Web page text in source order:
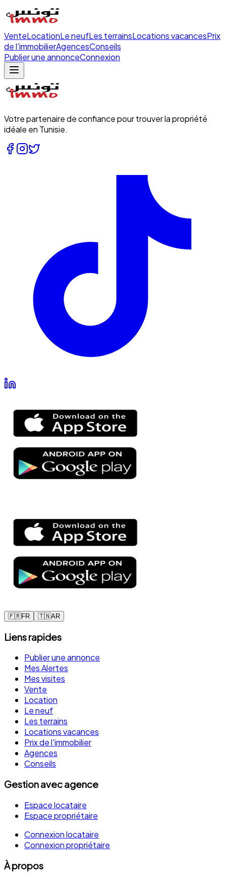
VenteLocationLe neufLes terrainsLocations vacancesPrix
de l'immobilierAgencesConseils
Publier une annonceConnexion
Votre partenaire de confiance pour trouver la propriété
idéale en Tunisie.
🇫🇷FR 🇹🇳AR
Liens rapides
Publier une annonce
Mes Alertes
Mes visites
Vente
Location
Le neuf
Les terrains
Locations vacances
Prix de l'immobilier
Agences
Conseils
Gestion avec agence
Espace locataire
Espace propriétaire
Connexion locataire
Connexion propriétaire
À propos